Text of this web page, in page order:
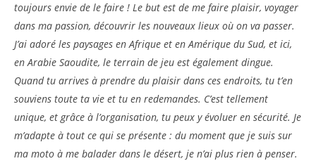
toujours envie de le faire ! Le but est de me faire plaisir, voyager
dans ma passion, découvrir les nouveaux lieux où on va passer.
J’ai adoré les paysages en Afrique et en Amérique du Sud, et ici,
en Arabie Saoudite, le terrain de jeu est également dingue.
Quand tu arrives à prendre du plaisir dans ces endroits, tu t’en
souviens toute ta vie et tu en redemandes. C’est tellement
unique, et grâce à l’organisation, tu peux y évoluer en sécurité. Je
m’adapte à tout ce qui se présente : du moment que je suis sur
ma moto à me balader dans le désert, je n’ai plus rien à penser.